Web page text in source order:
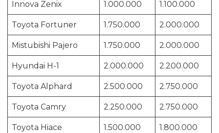
Innova Zenix 1.000.000 1.100.000
Toyota Fortuner 1.750.000 2.000.000
Mistubishi Pajero 1.750.000 2.000.000
Hyundai H-1 2.000.000 2.200.000
Toyota Alphard 2.500.000 2.750.000
Toyota Camry 2.250.000 2.750.000
Toyota Hiace 1.500.000 1.800.000